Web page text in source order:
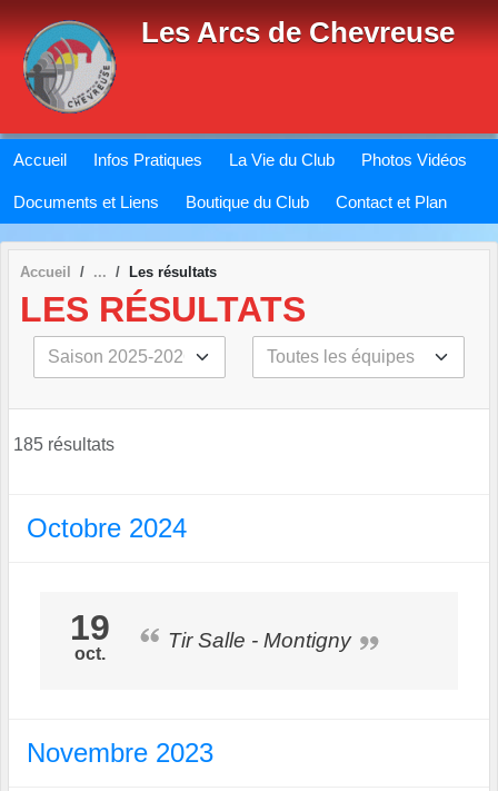
Les Arcs de Chevreuse
Accueil Infos Pratiques La Vie du Club Photos Vidéos
Documents et Liens Boutique du Club Contact et Plan
Accueil Les résultats
LES RÉSULTATS
185 résultats
Octobre 2024
19
oct.
Tir Salle - Montigny
Novembre 2023